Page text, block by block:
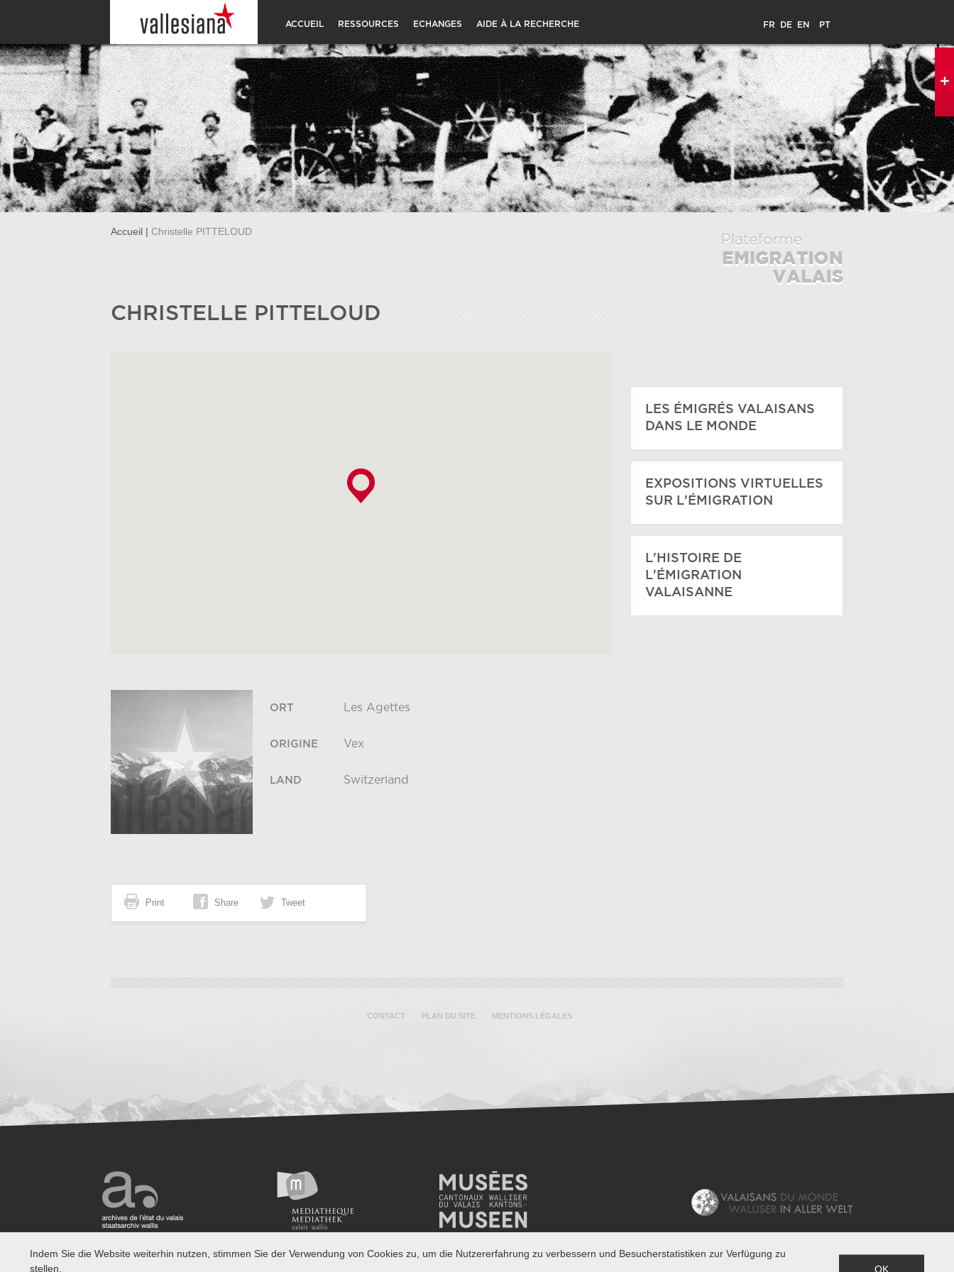
ACCUEIL RESSOURCES ECHANGES AIDE À LA RECHERCHE FR DE EN PT
Accueil| Christelle PITTELOUD
CHRISTELLE PITTELOUD
ORT Les Agettes
ORIGINE Vex
LAND Switzerland
LES ÉMIGRÉS VALAISANS
DANS LE MONDE
EXPOSITIONS VIRTUELLES
SUR L'ÉMIGRATION
L'HISTOIRE DE
L'ÉMIGRATION
VALAISANNE
Print Share Tweet
CONTACT PLAN DU SITE MENTIONS LÉGALES
Indem Sie die Website weiterhin nutzen, stimmen Sie der Verwendung von Cookies zu, um die Nutzererfahrung zu verbessern und Besucherstatistiken zur Verfügung zu
stellen.
OK